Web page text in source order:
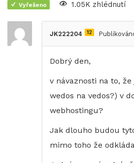
Vyřešeno 1.05K zhlédnutí
JK222204 12
Dobrý den,
v návaznosti na to,
wedos na vedos?) v
webhostingu?
Jak dlouho budou
mimo toho že